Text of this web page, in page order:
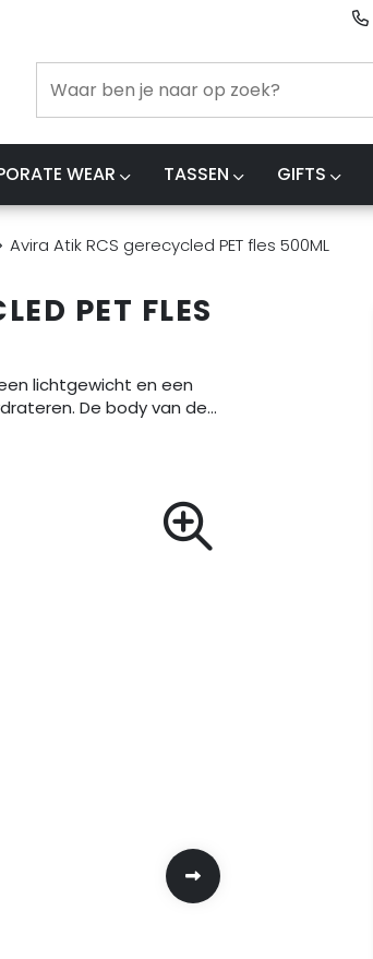
WEAR TASSEN GIFTS
Avira Atik RCS gerecycled PET fles 500ML
PET FLES
lichtgewicht en een
De body van de...